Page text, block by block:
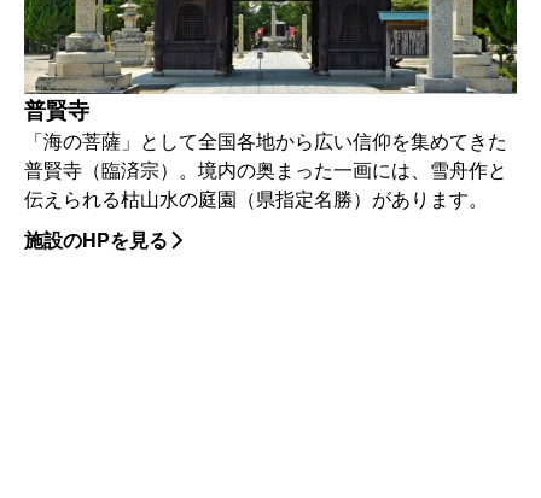
普賢寺
「海の菩薩」として全国各地から広い信仰を集めてきた
普賢寺（臨済宗）。境内の奥まった一画には、雪舟作と
伝えられる枯山水の庭園（県指定名勝）があります。
施設のHPを見る